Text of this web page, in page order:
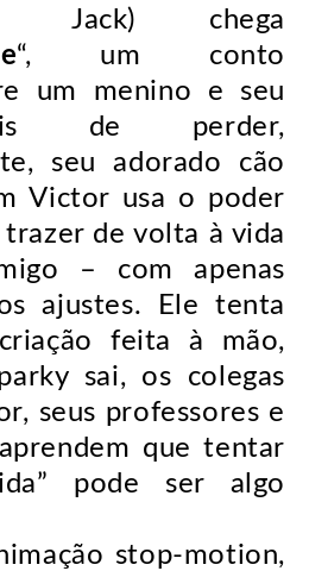
Jack) chega
“, um conto
um menino e seu
de perder,
seu adorado cão
Victor usa o poder
de volta à vida
– com apenas
ajustes. Ele tenta
feita à mão,
sai, os colegas
seus professores e
que tentar
pode ser algo
stop-motion,